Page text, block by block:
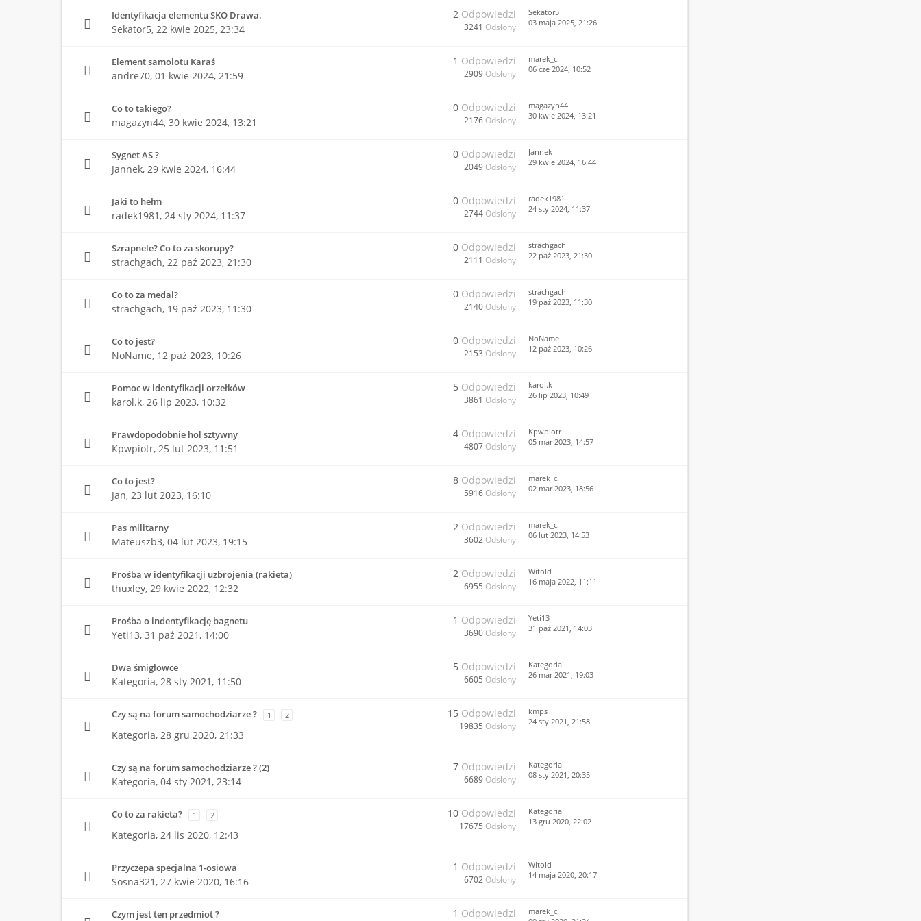
Identyfikacja elementu SKO Drawa.
Sekator5, 22 kwie 2025, 23:34
2 Odpowiedzi
3241 Odsłony
Sekator5
03 maja 2025, 21:26
Element samolotu Karaś
andre70, 01 kwie 2024, 21:59
1 Odpowiedzi
2909 Odsłony
marek_c.
06 cze 2024, 10:52
Co to takiego?
magazyn44, 30 kwie 2024, 13:21
0 Odpowiedzi
2176 Odsłony
magazyn44
30 kwie 2024, 13:21
Sygnet AS ?
Jannek, 29 kwie 2024, 16:44
0 Odpowiedzi
2049 Odsłony
Jannek
29 kwie 2024, 16:44
Jaki to hełm
radek1981, 24 sty 2024, 11:37
0 Odpowiedzi
2744 Odsłony
radek1981
24 sty 2024, 11:37
Szrapnele? Co to za skorupy?
strachgach, 22 paź 2023, 21:30
0 Odpowiedzi
2111 Odsłony
strachgach
22 paź 2023, 21:30
Co to za medal?
strachgach, 19 paź 2023, 11:30
0 Odpowiedzi
2140 Odsłony
strachgach
19 paź 2023, 11:30
Co to jest?
NoName, 12 paź 2023, 10:26
0 Odpowiedzi
2153 Odsłony
NoName
12 paź 2023, 10:26
Pomoc w identyfikacji orzełków
karol.k, 26 lip 2023, 10:32
5 Odpowiedzi
3861 Odsłony
karol.k
26 lip 2023, 10:49
Prawdopodobnie hol sztywny
Kpwpiotr, 25 lut 2023, 11:51
4 Odpowiedzi
4807 Odsłony
Kpwpiotr
05 mar 2023, 14:57
Co to jest?
Jan, 23 lut 2023, 16:10
8 Odpowiedzi
5916 Odsłony
marek_c.
02 mar 2023, 18:56
Pas militarny
Mateuszb3, 04 lut 2023, 19:15
2 Odpowiedzi
3602 Odsłony
marek_c.
06 lut 2023, 14:53
Prośba w identyfikacji uzbrojenia (rakieta)
thuxley, 29 kwie 2022, 12:32
2 Odpowiedzi
6955 Odsłony
Witold
16 maja 2022, 11:11
Prośba o indentyfikację bagnetu
Yeti13, 31 paź 2021, 14:00
1 Odpowiedzi
3690 Odsłony
Yeti13
31 paź 2021, 14:03
Dwa śmigłowce
Kategoria, 28 sty 2021, 11:50
5 Odpowiedzi
6605 Odsłony
Kategoria
26 mar 2021, 19:03
Czy są na forum samochodziarze ? 1 2
Kategoria, 28 gru 2020, 21:33
15 Odpowiedzi
19835 Odsłony
kmps
24 sty 2021, 21:58
Czy są na forum samochodziarze ? (2)
Kategoria, 04 sty 2021, 23:14
7 Odpowiedzi
6689 Odsłony
Kategoria
08 sty 2021, 20:35
Co to za rakieta? 1 2
Kategoria, 24 lis 2020, 12:43
10 Odpowiedzi
17675 Odsłony
Kategoria
13 gru 2020, 22:02
Przyczepa specjalna 1-osiowa
Sosna321, 27 kwie 2020, 16:16
1 Odpowiedzi
6702 Odsłony
Witold
14 maja 2020, 20:17
Czym jest ten przedmiot ? 1 Odpowiedzi
marek_c.